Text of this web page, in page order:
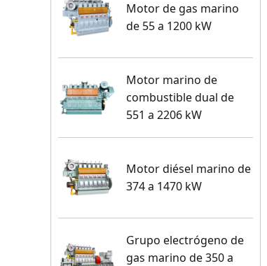
Motor de gas marino
de 55 a 1200 kW
Motor marino de
combustible dual de
551 a 2206 kW
Motor diésel marino de
374 a 1470 kW
Grupo electrógeno de
gas marino de 350 a